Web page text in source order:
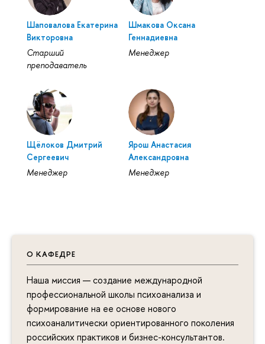
О КАФЕДРЕ
Наша миссия — создание международной
профессиональной школы психоанализа и
формирование на ее основе нового
психоаналитически ориентированного поколения
российских практиков и бизнес-консультантов.
Шаповалова Екатерина
Викторовна
Старший
преподаватель
Шмакова Оксана
Геннадиевна
Менеджер
Щёлоков Дмитрий
Сергеевич
Менеджер
Ярош Анастасия
Александровна
Менеджер